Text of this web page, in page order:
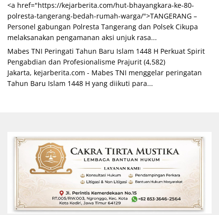
<a href="https://kejarberita.com/hut-bhayangkara-ke-80-
polresta-tangerang-bedah-rumah-warga/">TANGERANG –
Personel gabungan Polresta Tangerang dan Polsek Cikupa
melaksanakan pengamanan aksi unjuk rasa...
Mabes TNI Peringati Tahun Baru Islam 1448 H Perkuat Spirit
Pengabdian dan Profesionalisme Prajurit (4,582)
Jakarta, kejarberita.com - Mabes TNI menggelar peringatan
Tahun Baru Islam 1448 H yang diikuti para...